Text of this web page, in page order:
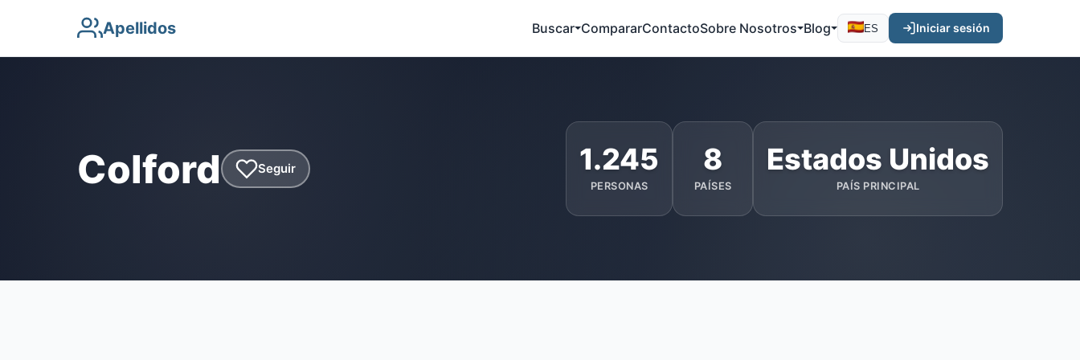
Apellidos Buscar CompararContactoSobre Nosotros Blog ES Iniciar sesión
Colford Seguir 1.245
PERSONAS
8
PAÍSES
Estados Unidos
PAÍS PRINCIPAL